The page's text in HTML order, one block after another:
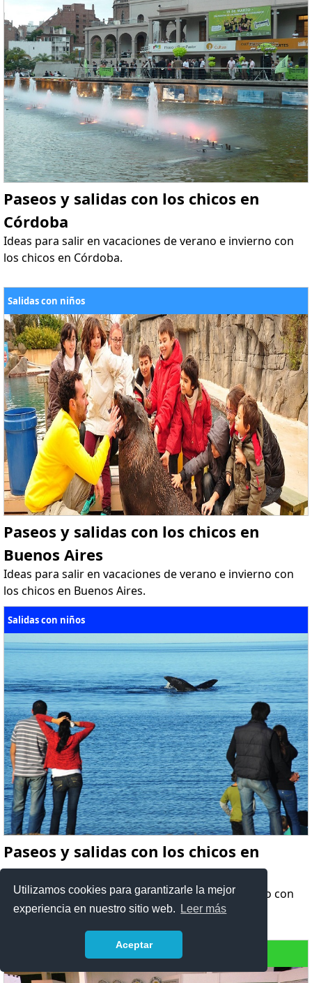
Utilizamos cookies para garantizarle la mejor
experiencia en nuestro sitio web.
Leer más
Aceptar
Paseos y salidas con los chicos en
Córdoba
Ideas para salir en vacaciones de verano e invierno con
los chicos en Córdoba.
Salidas con niños
Paseos y salidas con los chicos en
Buenos Aires
Ideas para salir en vacaciones de verano e invierno con
los chicos en Buenos Aires.
Salidas con niños
Paseos y salidas con los chicos en
Chubut
Ideas para salir en vacaciones de verano e invierno con
los chicos en Chubut.